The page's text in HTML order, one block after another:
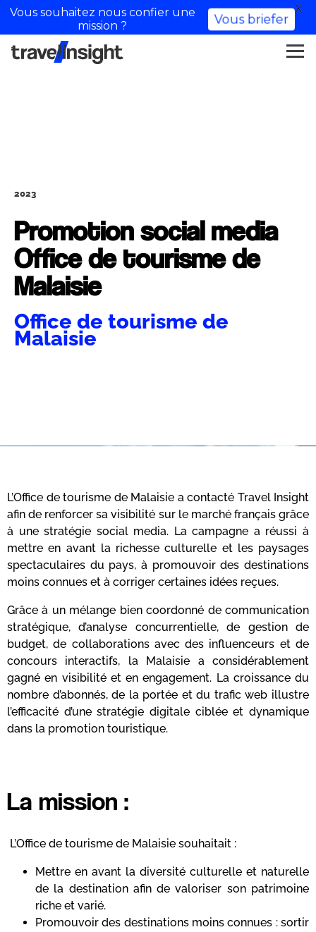
2023
Promotion social media
Office de tourisme de
Malaisie
Office de tourisme de
Malaisie
L’Office de tourisme de Malaisie a contacté Travel Insight
afin de renforcer sa visibilité sur le marché français grâce
à une stratégie social media. La campagne a réussi à
mettre en avant la richesse culturelle et les paysages
spectaculaires du pays, à promouvoir des destinations
moins connues et à corriger certaines idées reçues.
Grâce à un mélange bien coordonné de communication
stratégique, d’analyse concurrentielle, de gestion de
budget, de collaborations avec des influenceurs et de
concours interactifs, la Malaisie a considérablement
gagné en visibilité et en engagement. La croissance du
nombre d’abonnés, de la portée et du trafic web illustre
l’efficacité d’une stratégie digitale ciblée et dynamique
dans la promotion touristique.
La mission :
L’Office de tourisme de Malaisie souhaitait :
Mettre en avant la diversité culturelle et naturelle
de la destination afin de valoriser son patrimoine
riche et varié.
Promouvoir des destinations moins connues : sortir
Vous souhaitez nous confier une
mission ?
Vous briefer
X